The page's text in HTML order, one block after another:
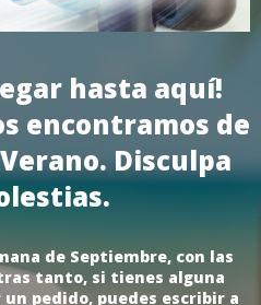
hasta aquí!
encontramos de
Disculpa
de Septiembre, con las
tanto, si tienes alguna
pedido, puedes escribir a